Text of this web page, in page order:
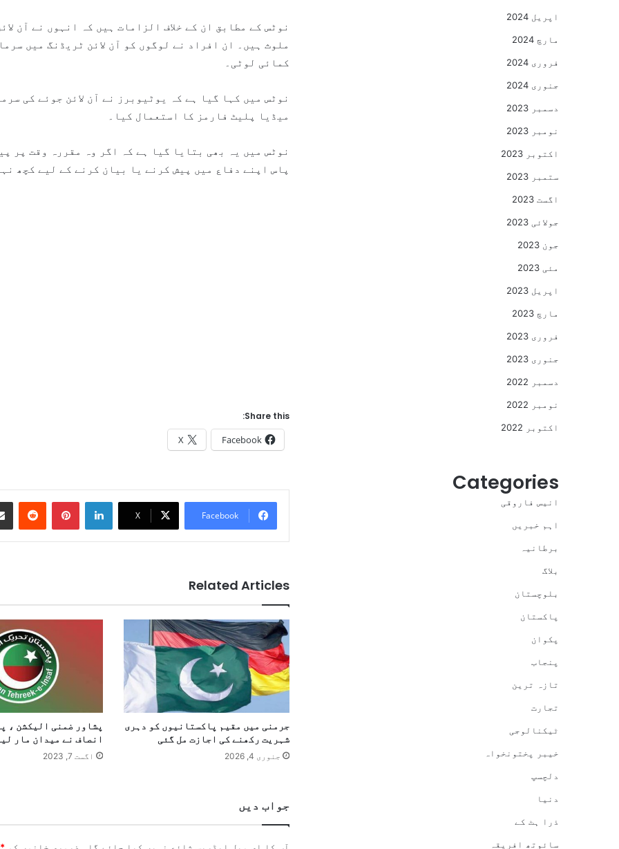
نوٹس کے مطابق ان کے خلاف الزامات ہیں کہ انہوں نے آن
ملوث ہیں۔ ان افراد نے لوگوں کو آن لائن ٹریڈنگ میں
کمائی لوٹی۔
نوٹس میں کہا گیا ہے کہ یوٹیوبرز نے آن لائن جوئے کی
میڈیا پلیٹ فارمز کا استعمال کیا۔
نوٹس میں یہ بھی بتایا گیا ہے کہ اگر وہ مقررہ وقت پر
پاس اپنے دفاع میں پیش کرنے یا بیان کرنے کے لیے کچھ
Share this:
Facebook
X
Facebook
X
Related Articles
جرمنی میں مقیم پاکستانیوں کو دہری
شہریت رکھنے کی اجازت مل گئی
جنوری 4, 2026
پشاور ضمنی الیکشن ،
انصاف نے میدان مار
اگست 7, 2023
جواب دیں
اپریل 2024
مارچ 2024
فروری 2024
جنوری 2024
دسمبر 2023
نومبر 2023
اکتوبر 2023
ستمبر 2023
اگست 2023
جولائی 2023
جون 2023
مئی 2023
اپریل 2023
مارچ 2023
فروری 2023
جنوری 2023
دسمبر 2022
نومبر 2022
اکتوبر 2022
Categories
انیس فاروقی
اہم خبریں
برطانیہ
بلاگ
بلوچستان
پاکستان
پکوان
پنجاب
تازہ ترین
تجارت
ٹیکنالوجی
خیبر پختونخواہ
دلچسپ
دنیا
ذرا ہٹ کے
سائوتھ افریقہ